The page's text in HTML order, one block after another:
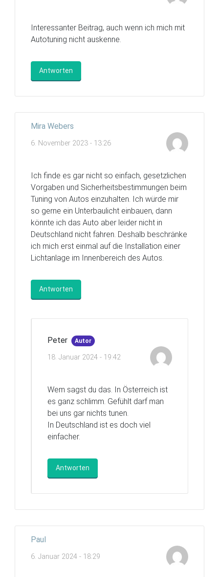
Interessanter Beitrag, auch wenn ich mich mit
Autotuning nicht auskenne.
Antworten
Mira Webers
6. November 2023 - 13:26
Ich finde es gar nicht so einfach, gesetzlichen
Vorgaben und Sicherheitsbestimmungen beim
Tuning von Autos einzuhalten. Ich würde mir
so gerne ein Unterbaulicht einbauen, dann
könnte ich das Auto aber leider nicht in
Deutschland nicht fahren. Deshalb beschränke
ich mich erst einmal auf die Installation einer
Lichtanlage im Innenbereich des Autos.
Antworten
Peter Autor
18. Januar 2024 - 19:42
Wem sagst du das. In Österreich ist
es ganz schlimm. Gefühlt darf man
bei uns gar nichts tunen.
In Deutschland ist es doch viel
einfacher.
Antworten
Paul
6. Januar 2024 - 18:29